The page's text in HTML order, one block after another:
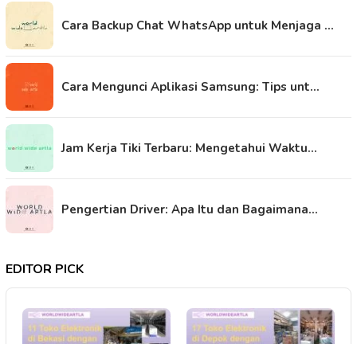
Cara Backup Chat WhatsApp untuk Menjaga …
Cara Mengunci Aplikasi Samsung: Tips unt…
Jam Kerja Tiki Terbaru: Mengetahui Waktu…
Pengertian Driver: Apa Itu dan Bagaimana…
EDITOR PICK